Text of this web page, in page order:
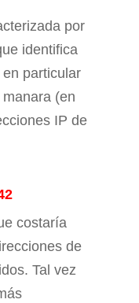
por
identifica
particular
(en
IP de
costaría
de
Tal vez